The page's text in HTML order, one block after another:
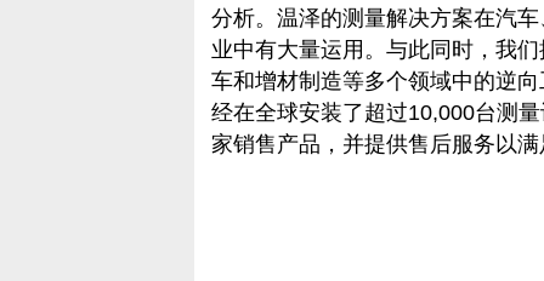
分析。温泽的测量解决方案在汽
业中有大量运用。与此同时，我
车和增材制造等多个领域中的逆
经在全球安装了超过10,000台测
家销售产品，并提供售后服务以